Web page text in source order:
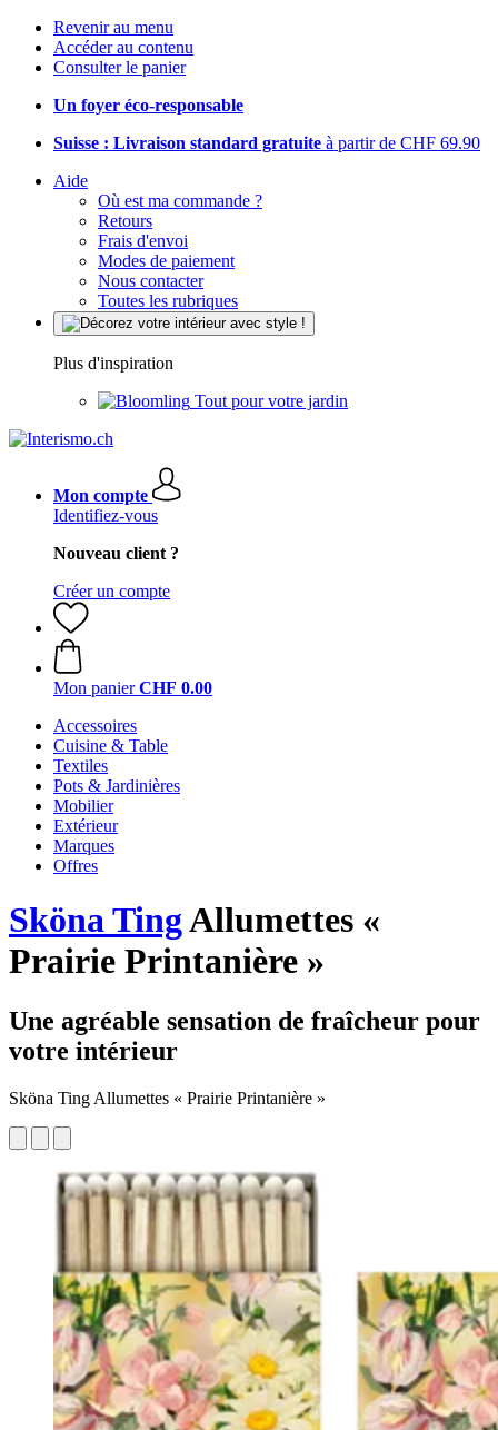
Revenir au menu
Accéder au contenu
Consulter le panier
Un foyer éco-responsable
Suisse : Livraison standard gratuite à partir de CHF 69.90
Aide
Où est ma commande ?
Retours
Frais d'envoi
Modes de paiement
Nous contacter
Toutes les rubriques
Plus d'inspiration
Tout pour votre jardin
Mon compte
Identifiez-vous
Nouveau client ?
Créer un compte
Mon panier CHF 0.00
Accessoires
Cuisine & Table
Textiles
Pots & Jardinières
Mobilier
Extérieur
Marques
Offres
Sköna TingAllumettes «
Prairie Printanière »
Une agréable sensation de fraîcheur pour
votre intérieur
Sköna Ting Allumettes « Prairie Printanière »